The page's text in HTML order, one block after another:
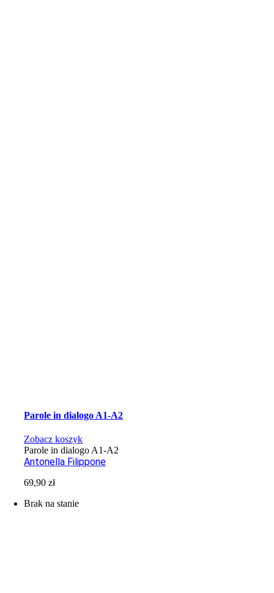
Parole in dialogo A1-A2
Zobacz koszyk
Parole in dialogo A1-A2
Antonella Filippone
69,90zł
Brak na stanie